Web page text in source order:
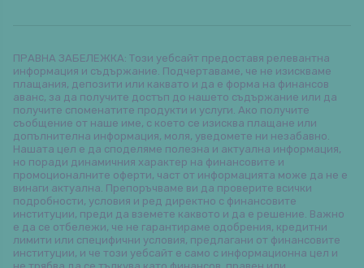
ПРАВНА ЗАБЕЛЕЖКА: Този уебсайт предоставя релевантна
информация и съдържание. Подчертаваме, че не изискваме
плащания, депозити или каквато и да е форма на финансов
аванс, за да получите достъп до нашето съдържание или да
получите споменатите продукти и услуги. Ако получите
съобщение от наше име, с което се изисква плащане или
допълнителна информация, моля, уведомете ни незабавно.
Нашата цел е да споделяме полезна и актуална информация,
но поради динамичния характер на финансовите и
промоционалните оферти, част от информацията може да не е
винаги актуална. Препоръчваме ви да проверите всички
подробности, условия и ред директно с финансовите
институции, преди да вземете каквото и да е решение. Важно
е да се отбележи, че не гарантираме одобрения, кредитни
лимити или специфични условия, предлагани от финансовите
институции, и че този уебсайт е само с информационна цел и